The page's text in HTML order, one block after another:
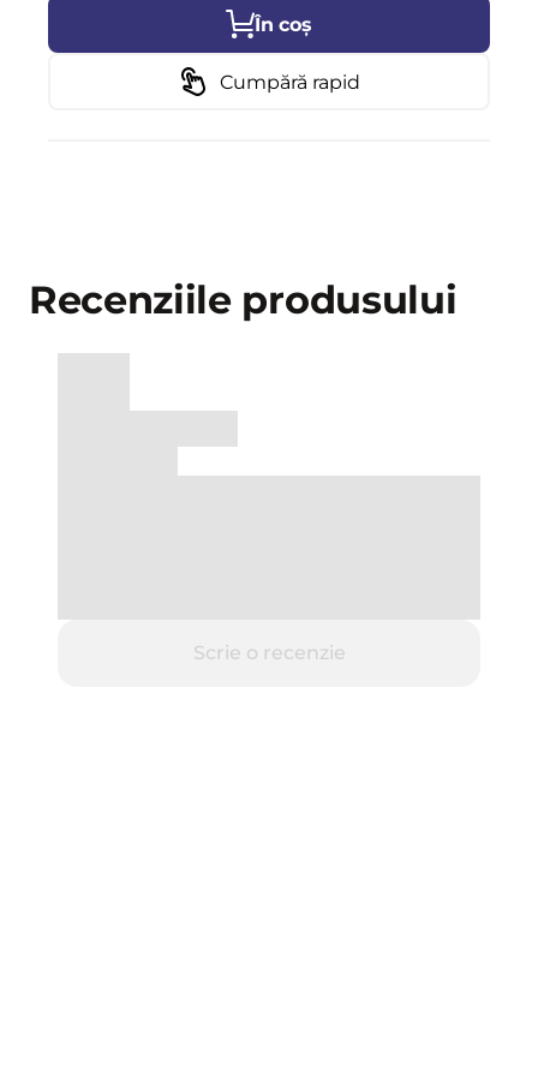
În coș
Cumpără rapid
Recenziile produsului
Scrie o recenzie